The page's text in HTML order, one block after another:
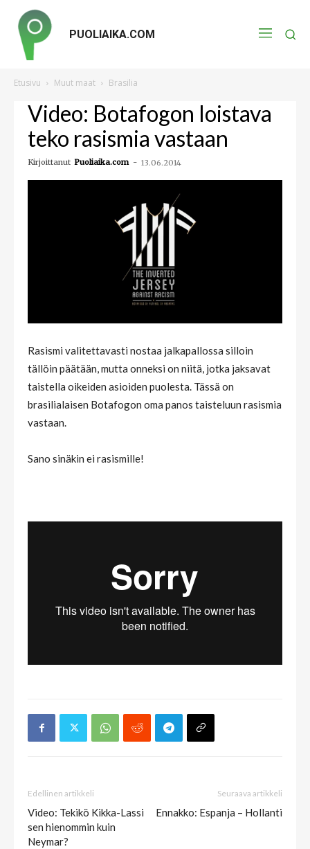
PUOLIAIKA.COM
Etusivu Muut maat Brasilia
Video: Botafogon loistava
teko rasismia vastaan
Kirjoittanut Puoliaika.com - 13.06.2014
Rasismi valitettavasti nostaa jalkapallossa silloin
tällöin päätään, mutta onneksi on niitä, jotka jaksavat
taistella oikeiden asioiden puolesta. Tässä on
brasilialaisen Botafogon oma panos taisteluun rasismia
vastaan.
Sano sinäkin ei rasismille!
Edellinen artikkeli
Video: Tekikö Kikka-Lassi
sen hienommin kuin
Neymar?
Seuraava artikkeli
Ennakko: Espanja – Hollanti